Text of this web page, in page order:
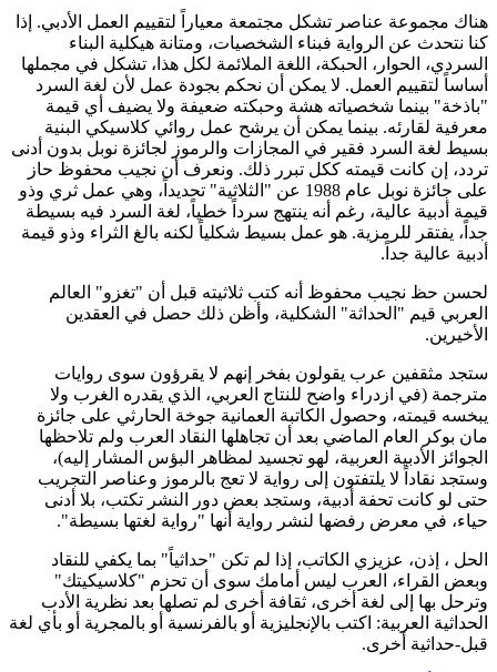
هناك مجموعة عناصر تشكل مجتمعة معياراً لتقييم العمل الأدبي. إذا
كنا نتحدث عن الرواية فبناء الشخصيات، ومتانة هيكلية البناء
السردي، الحوار، الحبكة، اللغة الملائمة لكل هذا، تشكل في مجملها
أساساً لتقييم العمل. لا يمكن أن نحكم بجودة عمل لأن لغة السرد
"باذخة" بينما شخصياته هشة وحبكته ضعيفة ولا يضيف أي قيمة
معرفية لقارئه. بينما يمكن أن يرشح عمل روائي كلاسيكي البنية
بسيط لغة السرد فقير في المجازات والرموز لجائزة نوبل بدون أدنى
تردد، إن كانت قيمته ككل تبرر ذلك. ونعرف أن نجيب محفوظ حاز
على جائزة نوبل عام 1988 عن "الثلاثية" تحديداً، وهي عمل ثري وذو
قيمة أدبية عالية، رغم أنه ينتهج سرداً خطياً، لغة السرد فيه بسيطة
جداً، يفتقر للرمزية. هو عمل بسيط شكلياً لكنه بالغ الثراء وذو قيمة
أدبية عالية جداً.
لحسن حظ نجيب محفوظ أنه كتب ثلاثيته قبل أن "تغزو" العالم
العربي قيم "الحداثة" الشكلية، وأظن ذلك حصل في العقدين
الأخيرين.
ستجد مثقفين عرب يقولون بفخر إنهم لا يقرؤون سوى روايات
مترجمة (في ازدراء واضح للنتاج العربي، الذي يقدره الغرب ولا
يبخسه قيمته، وحصول الكاتبة العمانية جوخة الحارثي على جائزة
مان بوكر العام الماضي بعد أن تجاهلها النقاد العرب ولم تلاحظها
الجوائز الأدبية العربية، لهو تجسيد لمظاهر البؤس المشار إليه)،
وستجد نقاداً لا يلتفتون إلى رواية لا تعج بالرموز وعناصر التجريب
حتى لو كانت تحفة أدبية، وستجد بعض دور النشر تكتب، بلا أدنى
حياء، في معرض رفضها لنشر رواية أنها "رواية لغتها بسيطة".
الحل ، إذن، عزيزي الكاتب، إذا لم تكن "حداثياً" بما يكفي للنقاد
وبعض القراء، العرب ليس أمامك سوى أن تحزم "كلاسيكيتك"
وترحل بها إلى لغة أخرى، ثقافة أخرى لم تصلها بعد نظرية الأدب
الحداثية العربية: اكتب بالإنجليزية أو بالفرنسية أو بالمجرية أو بأي لغة
قبل-حداثية أخرى.